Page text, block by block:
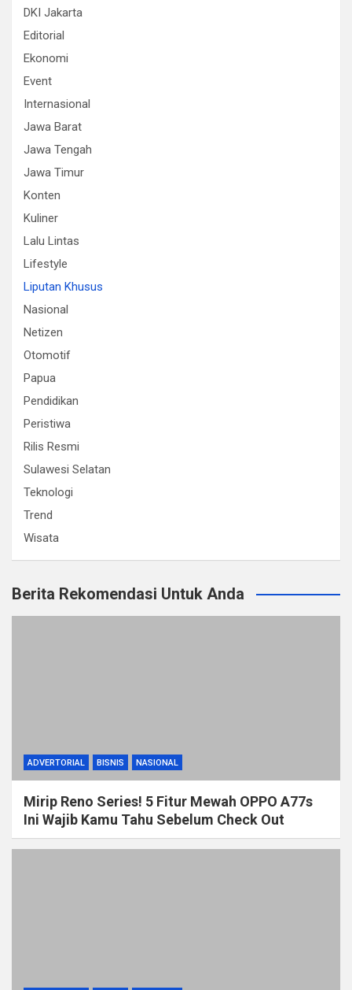
DKI Jakarta
Editorial
Ekonomi
Event
Internasional
Jawa Barat
Jawa Tengah
Jawa Timur
Konten
Kuliner
Lalu Lintas
Lifestyle
Liputan Khusus
Nasional
Netizen
Otomotif
Papua
Pendidikan
Peristiwa
Rilis Resmi
Sulawesi Selatan
Teknologi
Trend
Wisata
Berita Rekomendasi Untuk Anda
ADVERTORIAL BISNIS NASIONAL
Mirip Reno Series! 5 Fitur Mewah OPPO A77s
Ini Wajib Kamu Tahu Sebelum Check Out